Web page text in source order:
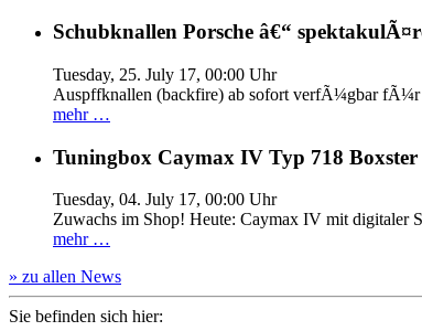
Schubknallen Porsche â€“
Tuesday, 25. July 17, 00:00 Uhr
Auspffknallen (backfire) ab sofort verfÃ¼gbar
mehr …
Tuningbox Caymax IV Typ 718
Tuesday, 04. July 17, 00:00 Uhr
Zuwachs im Shop! Heute: Caymax IV mit digitaler
mehr …
» zu allen News
Sie befinden sich hier: